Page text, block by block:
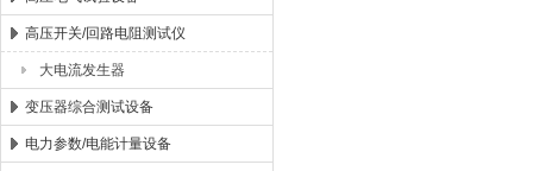
高压开关/回路电阻测试仪
大电流发生器
变压器综合测试设备
电力参数/电能计量设备